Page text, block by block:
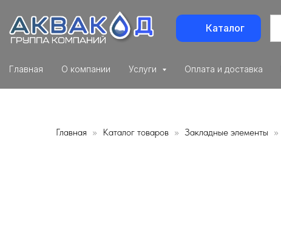
Каталог
Главная О компании Услуги Оплата и доставка
Главная Каталог товаров Закладные элементы